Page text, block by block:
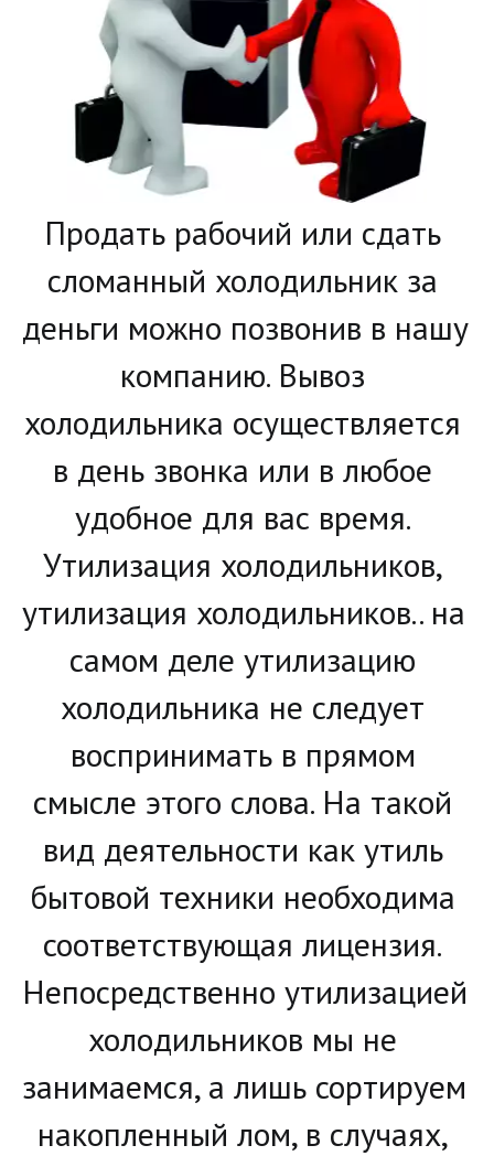
­Продать рабочий или сдать
сломанный холодильник за
деньги можно позвонив в нашу
компанию. Вывоз
холодильника осуществляется
в день звонка или в любое
удобное для вас время.
Утилизация холодильников,
утилизация холодильников.. на
самом деле утилизацию
холодильника не следует
воспринимать в прямом
смысле этого слова. На такой
вид деятельности как утиль
бытовой техники необходима
соответствующая лицензия.
Непосредственно утилизацией
холодильников мы не
занимаемся, а лишь сортируем
накопленный лом, в случаях,